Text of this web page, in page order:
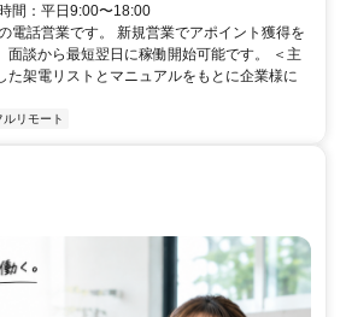
間：平日9:00〜18:00
電話営業です。 新規営業でアポイント獲得を
面談から最短翌日に稼働開始可能です。 ＜主
た架電リストとマニュアルをもとに企業様に
ルリモート